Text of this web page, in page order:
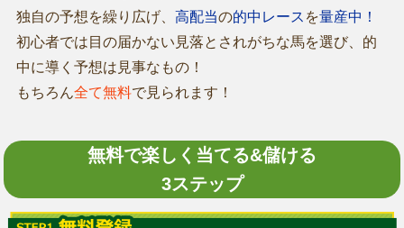
独自の予想を繰り広げ、 高配当の的中レース を量産中！
初心者では目の届かない見落とされがちな馬を選び、的
中に導く予想は見事なもの！
もちろん全て無料で見られます！
無料で楽しく当てる&儲ける
3ステップ